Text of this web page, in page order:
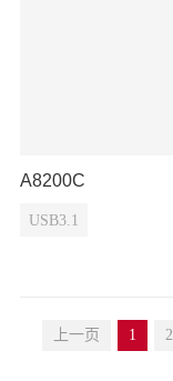
A8200C
USB3.1
上一页 1 2